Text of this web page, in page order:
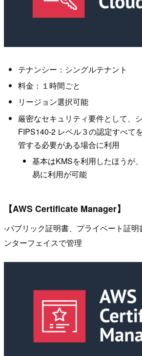
テナンシー：シングルテナント
料金：１時間ごと
リージョン選択可能
厳密なセキュリティ要件として、
FIPS140-2 レベル３の認定すべて
管する必要がある場合に利用
基本はKMSを利用したほうが
易に利用が可能
【AWS Certificate Manager】
-パブリック証明書、プライベート証明
ンターフェイスで管理